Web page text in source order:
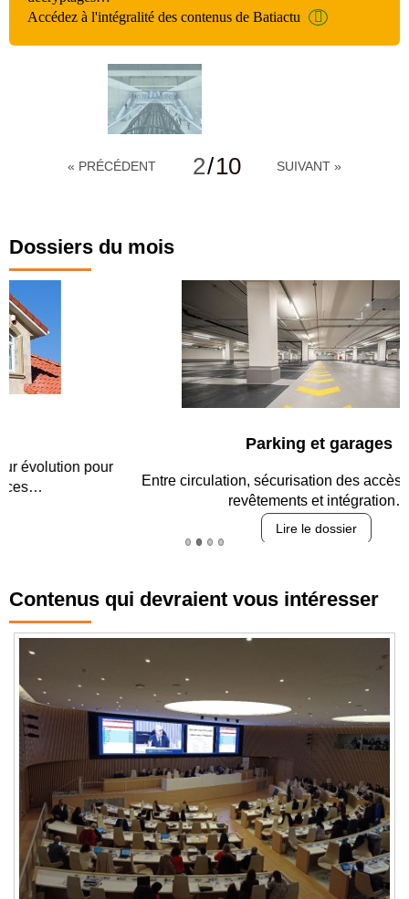
Accédez à l'intégralité des contenus de Batiactu
« PRÉCÉDENT 2/10 SUIVANT »
Dossiers du mois
Parking et garages
Entre circulation, sécurisation des accès, durabilité des
revêtements et intégration…
Contenus qui devraient vous intéresser